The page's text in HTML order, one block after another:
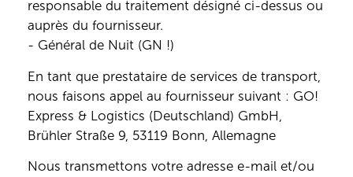
responsable du traitement désigné ci-dessus ou
auprès du fournisseur.
- Général de Nuit (GN !)
En tant que prestataire de services de transport,
nous faisons appel au fournisseur suivant : GO!
Express & Logistics (Deutschland) GmbH,
Brühler Straße 9, 53119 Bonn, Allemagne
Nous transmettons votre adresse e-mail et/ou